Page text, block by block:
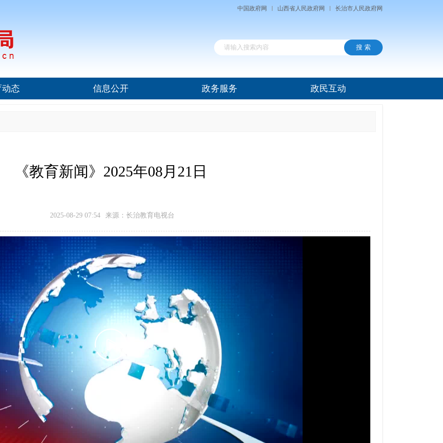
中国政府网 山西省人民政府网 长治市人民政府网
态 信息公开 政务服务 政民互动
《教育新闻》2025年08月21日
2025-08-29 07:54 来源：长治教育电视台